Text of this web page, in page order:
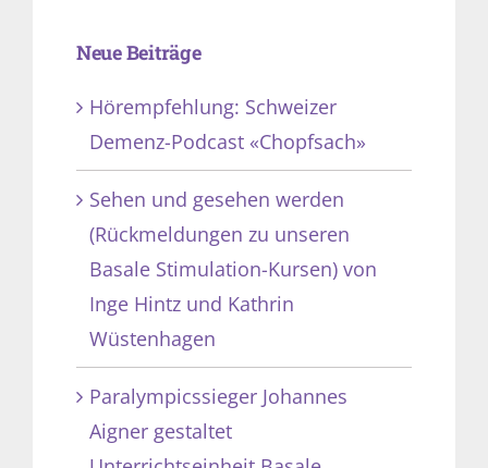
Neue Beiträge
Hörempfehlung: Schweizer
Demenz-Podcast «Chopfsach»
Sehen und gesehen werden
(Rückmeldungen zu unseren
Basale Stimulation-Kursen) von
Inge Hintz und Kathrin
Wüstenhagen
Paralympicssieger Johannes
Aigner gestaltet